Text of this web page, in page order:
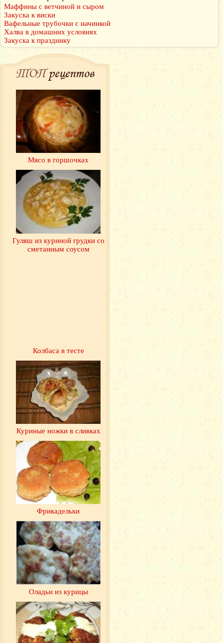
Маффины с ветчиной и сыром
Закуска к виски
Вафельные трубочки с начинкой
Халва в домашних условиях
Закуска к празднику
ТОПрецептов
Мясо в горшочках
Гуляш из куриной грудки со
сметанным соусом
Колбаса в тесте
Куриные ножки в сливках
Фрикадельки
Оладьи из курицы